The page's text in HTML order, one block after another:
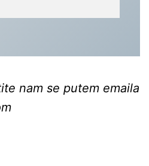
nam se putem emaila